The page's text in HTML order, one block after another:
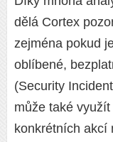
dělá Cortex
zejména pokud
oblíbené,
(Security
může také
konkrétních akcí